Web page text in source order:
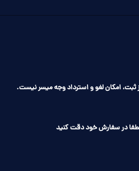
امکان لغو و استرداد وجه میسر نیست.
در سفارش خود دقت کنید